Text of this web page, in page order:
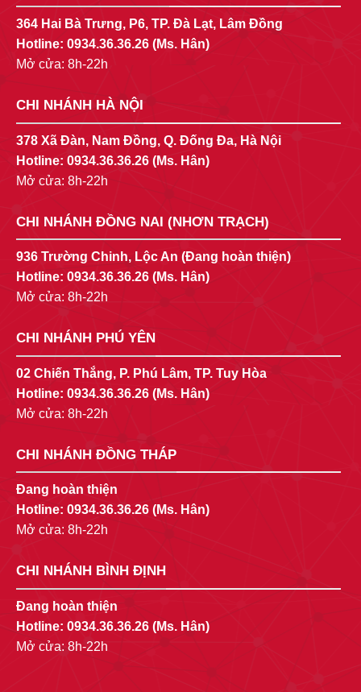
364 Hai Bà Trưng, P6, TP. Đà Lạt, Lâm Đồng
Hotline: 0934.36.36.26 (Ms. Hân)
Mở cửa: 8h-22h
CHI NHÁNH HÀ NỘI
378 Xã Đàn, Nam Đồng, Q. Đống Đa, Hà Nội
Hotline: 0934.36.36.26 (Ms. Hân)
Mở cửa: 8h-22h
CHI NHÁNH ĐỒNG NAI (NHƠN TRẠCH)
936 Trường Chinh, Lộc An (Đang hoàn thiện)
Hotline: 0934.36.36.26 (Ms. Hân)
Mở cửa: 8h-22h
CHI NHÁNH PHÚ YÊN
02 Chiến Thắng, P. Phú Lâm, TP. Tuy Hòa
Hotline: 0934.36.36.26 (Ms. Hân)
Mở cửa: 8h-22h
CHI NHÁNH ĐỒNG THÁP
Đang hoàn thiện
Hotline: 0934.36.36.26 (Ms. Hân)
Mở cửa: 8h-22h
CHI NHÁNH BÌNH ĐỊNH
Đang hoàn thiện
Hotline: 0934.36.36.26 (Ms. Hân)
Mở cửa: 8h-22h